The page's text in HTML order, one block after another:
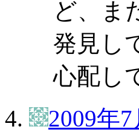
ど、ま
発見し
心配し
2009年